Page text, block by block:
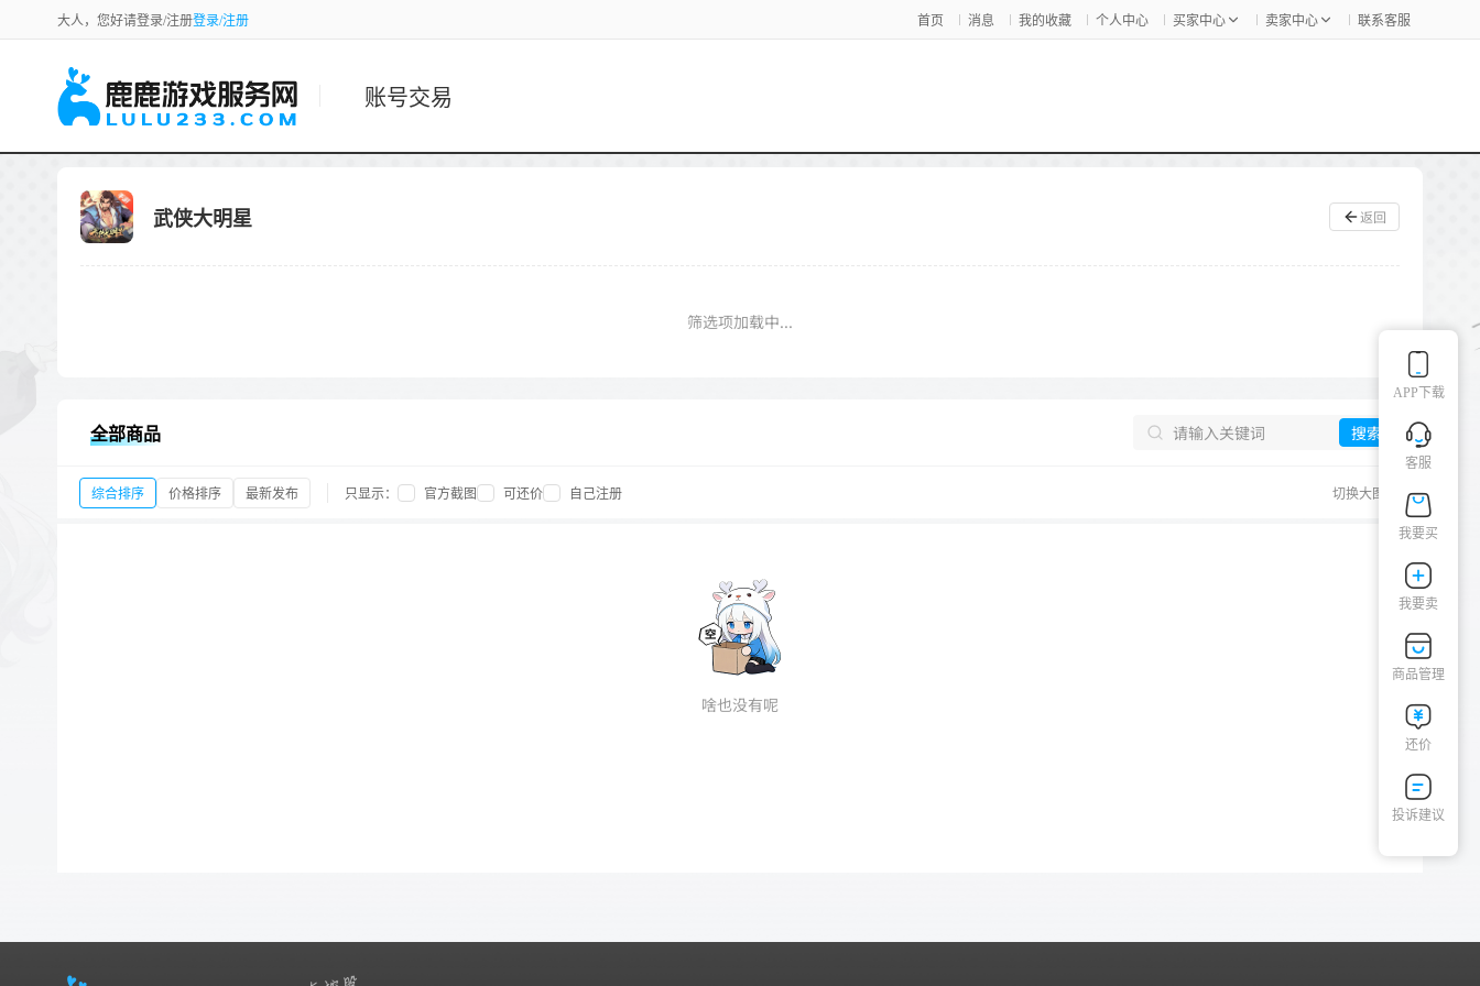
大人，您好请登录/注册登录/注册 首页 消息 我的收藏 个人中心 买家中心 卖家中心 联系客服
账号交易
武侠大明星 返回
筛选项加载中...
全部商品 搜索
综合排序 价格排序 最新发布 只显示： 官方截图 可还价 自己注册 切换大图
啥也没有呢
APP下载
客服
我要买
我要卖
商品管理
还价
投诉建议